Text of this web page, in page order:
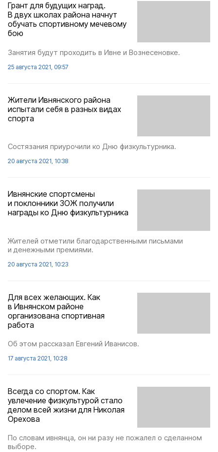
Грант для будущих наград.
В двух школах района начнут
обучать спортивному мечевому
бою
Занятия будут проходить в Ивне и Вознесеновке.
25 августа 2021, 09:57
Жители Ивнянского района
испытали себя в разных видах
спорта
Состязания приурочили ко Дню физкультурника.
20 августа 2021, 10:38
Ивнянские спортсмены
и поклонники ЗОЖ получили
награды ко Дню физкультурника
Жителей отметили благодарственными письмами
и денежными премиями.
20 августа 2021, 10:23
Для всех желающих. Как
в Ивнянском районе
организована спортивная
работа
Об этом рассказал Евгений Иванисов.
17 августа 2021, 10:28
Всегда со спортом. Как
увлечение физкультурой стало
делом всей жизни для Николая
Орехова
По словам ивнянца, он ни разу не пожалел о сделанном
выборе.